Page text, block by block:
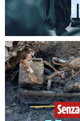
Senzace na